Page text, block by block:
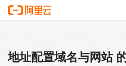
地址配置域名与网站